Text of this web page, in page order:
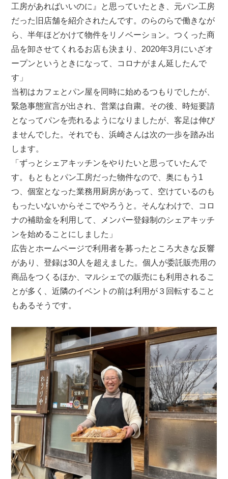
工房があればいいのに』と思っていたとき、元パン工房
だった旧店舗を紹介されたんです。のらのらで働きなが
ら、半年ほどかけて物件をリノベーション。つくった商
品を卸させてくれるお店も決まり、2020年3月にいざオ
ープンというときになって、コロナがまん延したんで
す」
当初はカフェとパン屋を同時に始めるつもりでしたが、
緊急事態宣言が出され、営業は自粛。その後、時短要請
となってパンを売れるようになりましたが、客足は伸び
ませんでした。それでも、浜崎さんは次の一歩を踏み出
します。
「ずっとシェアキッチンをやりたいと思っていたんで
す。もともとパン工房だった物件なので、奥にもう1
つ、個室となった業務用厨房があって、空けているのも
もったいないからそこでやろうと。そんなわけで、コロ
ナの補助金を利用して、メンバー登録制のシェアキッチ
ンを始めることにしました」
広告とホームページで利用者を募ったところ大きな反響
があり、登録は30人を超えました。個人が委託販売用の
商品をつくるほか、マルシェでの販売にも利用されるこ
とが多く、近隣のイベントの前は利用が３回転すること
もあるそうです。